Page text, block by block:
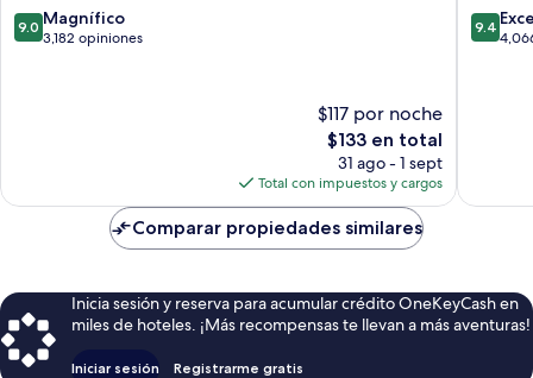
Centro
de
9.0
de
9.0 Magnífico
3,182 opiniones
$117 por noche
El
precio
actual
es
de
$133
$133 en total
31 ago - 1 sept
Total con impuestos y cargos
IHG
Centro
9.4
de
9.4
Comparar propiedades similares
Inicia sesión y reserva para acumular crédito OneKeyCash en
miles de hoteles. ¡Más recompensas te llevan a más aventuras!
Iniciar sesión Registrarme gratis